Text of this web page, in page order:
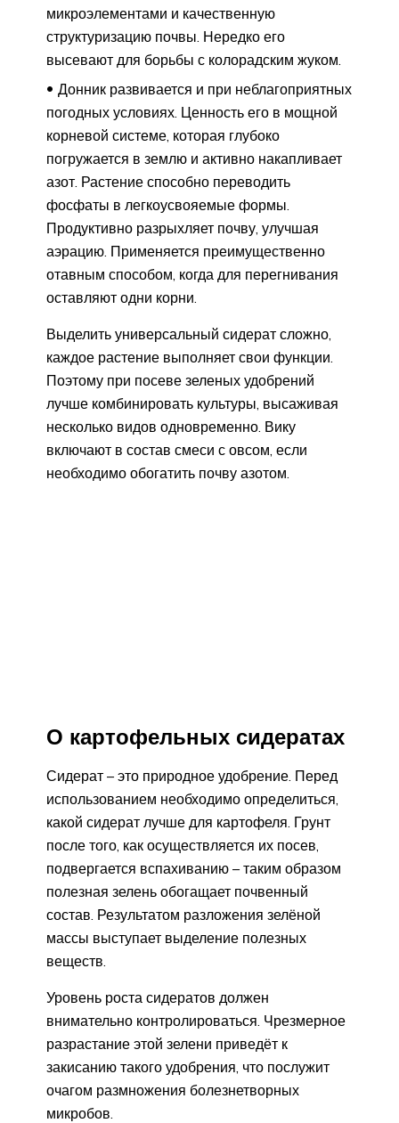
микроэлементами и качественную
структуризацию почвы. Нередко его
высевают для борьбы с колорадским жуком.
Донник развивается и при неблагоприятных
погодных условиях. Ценность его в мощной
корневой системе, которая глубоко
погружается в землю и активно накапливает
азот. Растение способно переводить
фосфаты в легкоусвояемые формы.
Продуктивно разрыхляет почву, улучшая
аэрацию. Применяется преимущественно
отавным способом, когда для перегнивания
оставляют одни корни.
Выделить универсальный сидерат сложно,
каждое растение выполняет свои функции.
Поэтому при посеве зеленых удобрений
лучше комбинировать культуры, высаживая
несколько видов одновременно. Вику
включают в состав смеси с овсом, если
необходимо обогатить почву азотом.
О картофельных сидератах
Сидерат – это природное удобрение. Перед
использованием необходимо определиться,
какой сидерат лучше для картофеля. Грунт
после того, как осуществляется их посев,
подвергается вспахиванию – таким образом
полезная зелень обогащает почвенный
состав. Результатом разложения зелёной
массы выступает выделение полезных
веществ.
Уровень роста сидератов должен
внимательно контролироваться. Чрезмерное
разрастание этой зелени приведёт к
закисанию такого удобрения, что послужит
очагом размножения болезнетворных
микробов.